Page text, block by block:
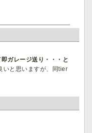
ガレージ送り・・・と
いと思いますが、同tier